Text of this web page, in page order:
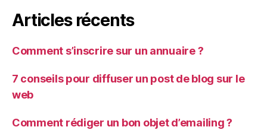
Articles récents
Comment s’inscrire sur un annuaire ?
7 conseils pour diffuser un post de blog sur le
web
Comment rédiger un bon objet d’emailing ?